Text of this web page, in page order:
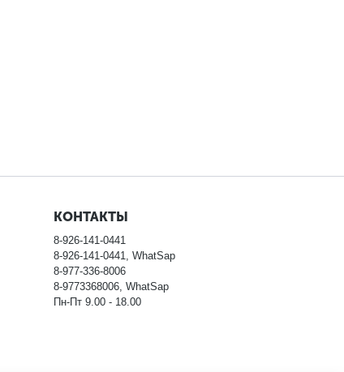
КОНТАКТЫ
8-926-141-0441
8-926-141-0441, WhatSap
8-977-336-8006
8-9773368006, WhatSap
Пн-Пт 9.00 - 18.00